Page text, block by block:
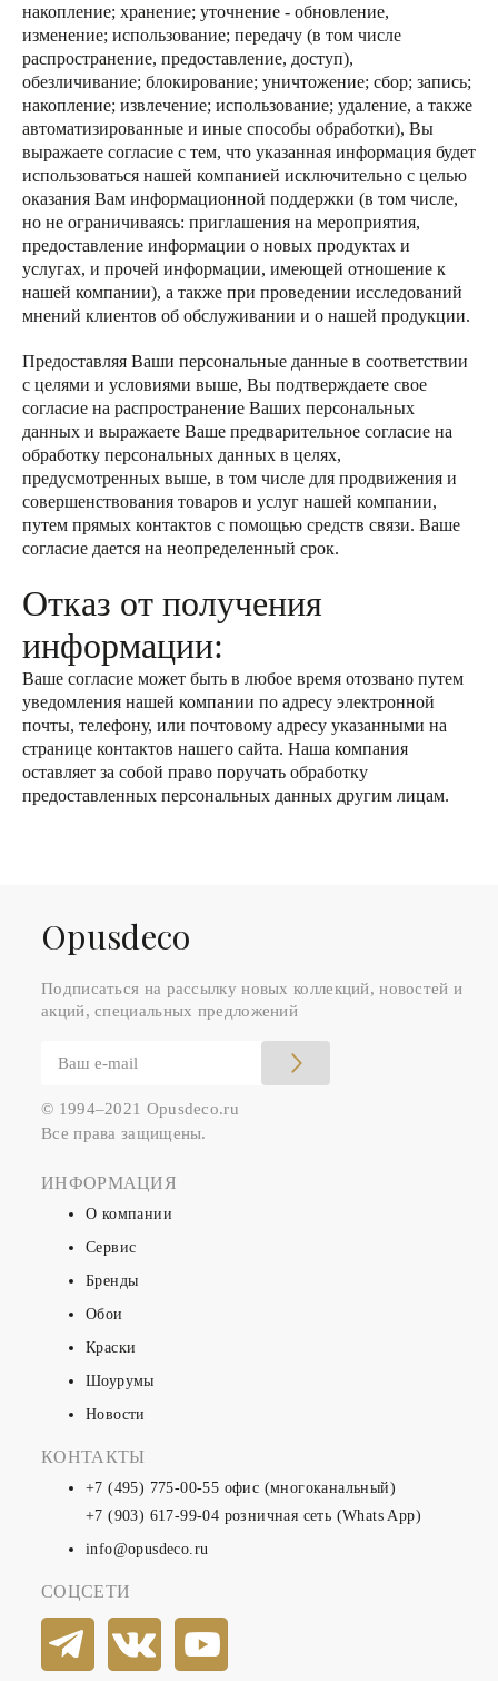
накопление; хранение; уточнение - обновление,
изменение; использование; передачу (в том числе
распространение, предоставление, доступ),
обезличивание; блокирование; уничтожение; сбор; запись;
накопление; извлечение; использование; удаление, а также
автоматизированные и иные способы обработки), Вы
выражаете согласие с тем, что указанная информация будет
использоваться нашей компанией исключительно с целью
оказания Вам информационной поддержки (в том числе,
но не ограничиваясь: приглашения на мероприятия,
предоставление информации о новых продуктах и
услугах, и прочей информации, имеющей отношение к
нашей компании), а также при проведении исследований
мнений клиентов об обслуживании и о нашей продукции.
Предоставляя Ваши персональные данные в соответствии
с целями и условиями выше, Вы подтверждаете свое
согласие на распространение Ваших персональных
данных и выражаете Ваше предварительное согласие на
обработку персональных данных в целях,
предусмотренных выше, в том числе для продвижения и
совершенствования товаров и услуг нашей компании,
путем прямых контактов с помощью средств связи. Ваше
согласие дается на неопределенный срок.
Отказ от получения
информации:
Ваше согласие может быть в любое время отозвано путем
уведомления нашей компании по адресу электронной
почты, телефону, или почтовому адресу указанными на
странице контактов нашего сайта. Наша компания
оставляет за собой право поручать обработку
предоставленных персональных данных другим лицам.
Оpusdeco
Подписаться на рассылку новых коллекций, новостей и
акций, специальных предложений
© 1994–2021 Opusdeco.ru
Все права защищены.
ИНФОРМАЦИЯ
О компании
Сервис
Бренды
Обои
Краски
Шоурумы
Новости
КОНТАКТЫ
+7 (495) 775-00-55 офис (многоканальный)
+7 (903) 617-99-04 розничная сеть (Whats App)
info@opusdeco.ru
СОЦСЕТИ